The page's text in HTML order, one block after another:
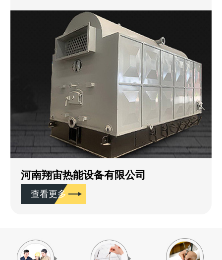
河南翔宙热能设备有限公司
查看更多